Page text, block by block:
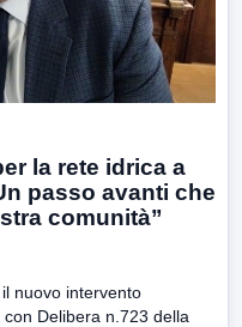
la rete idrica a
passo avanti che
comunità”
nuovo intervento
Delibera n.723 della